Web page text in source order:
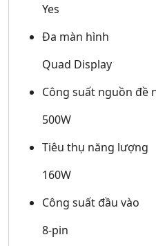
Yes
Đa màn hình
Quad Display
Công suất nguồn đề
500W
Tiêu thụ năng lượng
160W
Công suất đầu vào
8-pin